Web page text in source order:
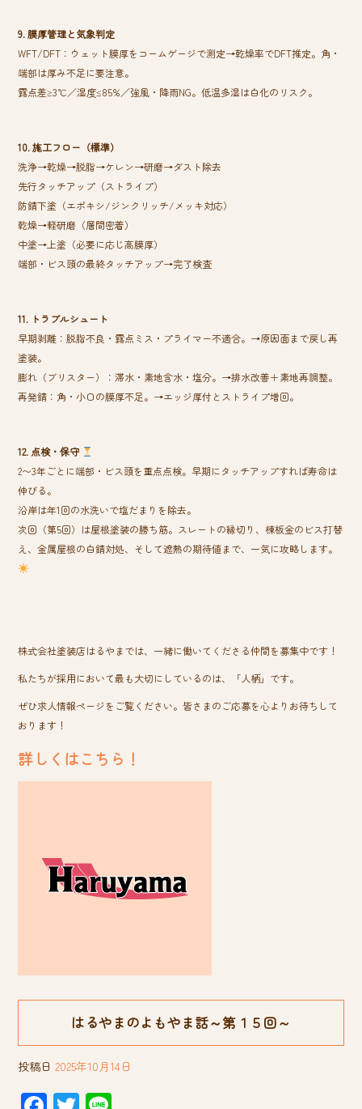
9. 膜厚管理と気象判定
WFT/DFT：ウェット膜厚をコームゲージで測定→乾燥率でDFT推定。角・
端部は厚み不足に要注意。
露点差≥3℃／湿度≤85%／強風・降雨NG。低温多湿は白化のリスク。
10. 施工フロー（標準）
洗浄→乾燥→脱脂→ケレン→研磨→ダスト除去
先行タッチアップ（ストライプ）
防錆下塗（エポキシ/ジンクリッチ/メッキ対応）
乾燥→軽研磨（層間密着）
中塗→上塗（必要に応じ高膜厚）
端部・ビス頭の最終タッチアップ→完了検査
11. トラブルシュート ‍
早期剥離：脱脂不良・露点ミス・プライマー不適合。→原因面まで戻し再
塗装。
膨れ（ブリスター）：滞水・素地含水・塩分。→排水改善＋素地再調整。
再発錆：角・小口の膜厚不足。→エッジ厚付とストライプ増回。
12. 点検・保守
2〜3年ごとに端部・ビス頭を重点点検。早期にタッチアップすれば寿命は
伸びる。
沿岸は年1回の水洗いで塩だまりを除去。
次回（第5回）は屋根塗装の勝ち筋。スレートの縁切り、棟板金のビス打替
え、金属屋根の白錆対処、そして遮熱の期待値まで、一気に攻略します。
株式会社塗装店はるやまでは、一緒に働いてくださる仲間を募集中です！
私たちが採用において最も大切にしているのは、「人柄」です。
ぜひ求人情報ページをご覧ください。皆さまのご応募を心よりお待ちして
おります！
詳しくはこちら！
はるやまのよもやま話～第１５回～
投稿日 2025年10月14日